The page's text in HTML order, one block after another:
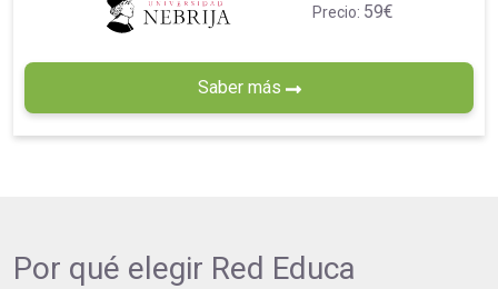
Precio: 59€
Saber más
Por qué elegir Red Educa